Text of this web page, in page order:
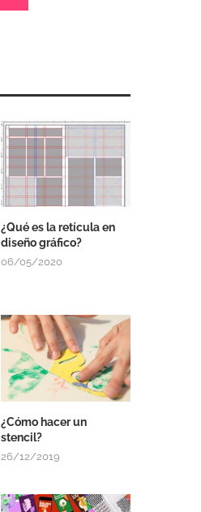
¿Qué es la retícula en
diseño gráfico?
06/05/2020
¿Cómo hacer un
stencil?
26/12/2019